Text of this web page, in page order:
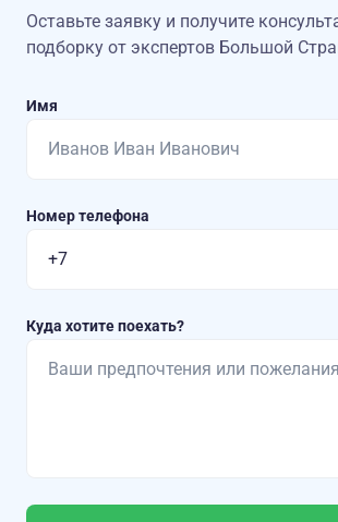
Оставьте заявку и получите
подборку от экспертов Большой
Имя
Номер телефона
Куда хотите поехать?